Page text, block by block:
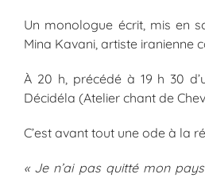
Un monologue écrit, mis en
Mina Kavani, artiste iranienne
À 20 h, précédé à 19 h 30
Décidéla (Atelier chant de
C’est avant tout une ode à la
« Je n’ai pas quitté mon